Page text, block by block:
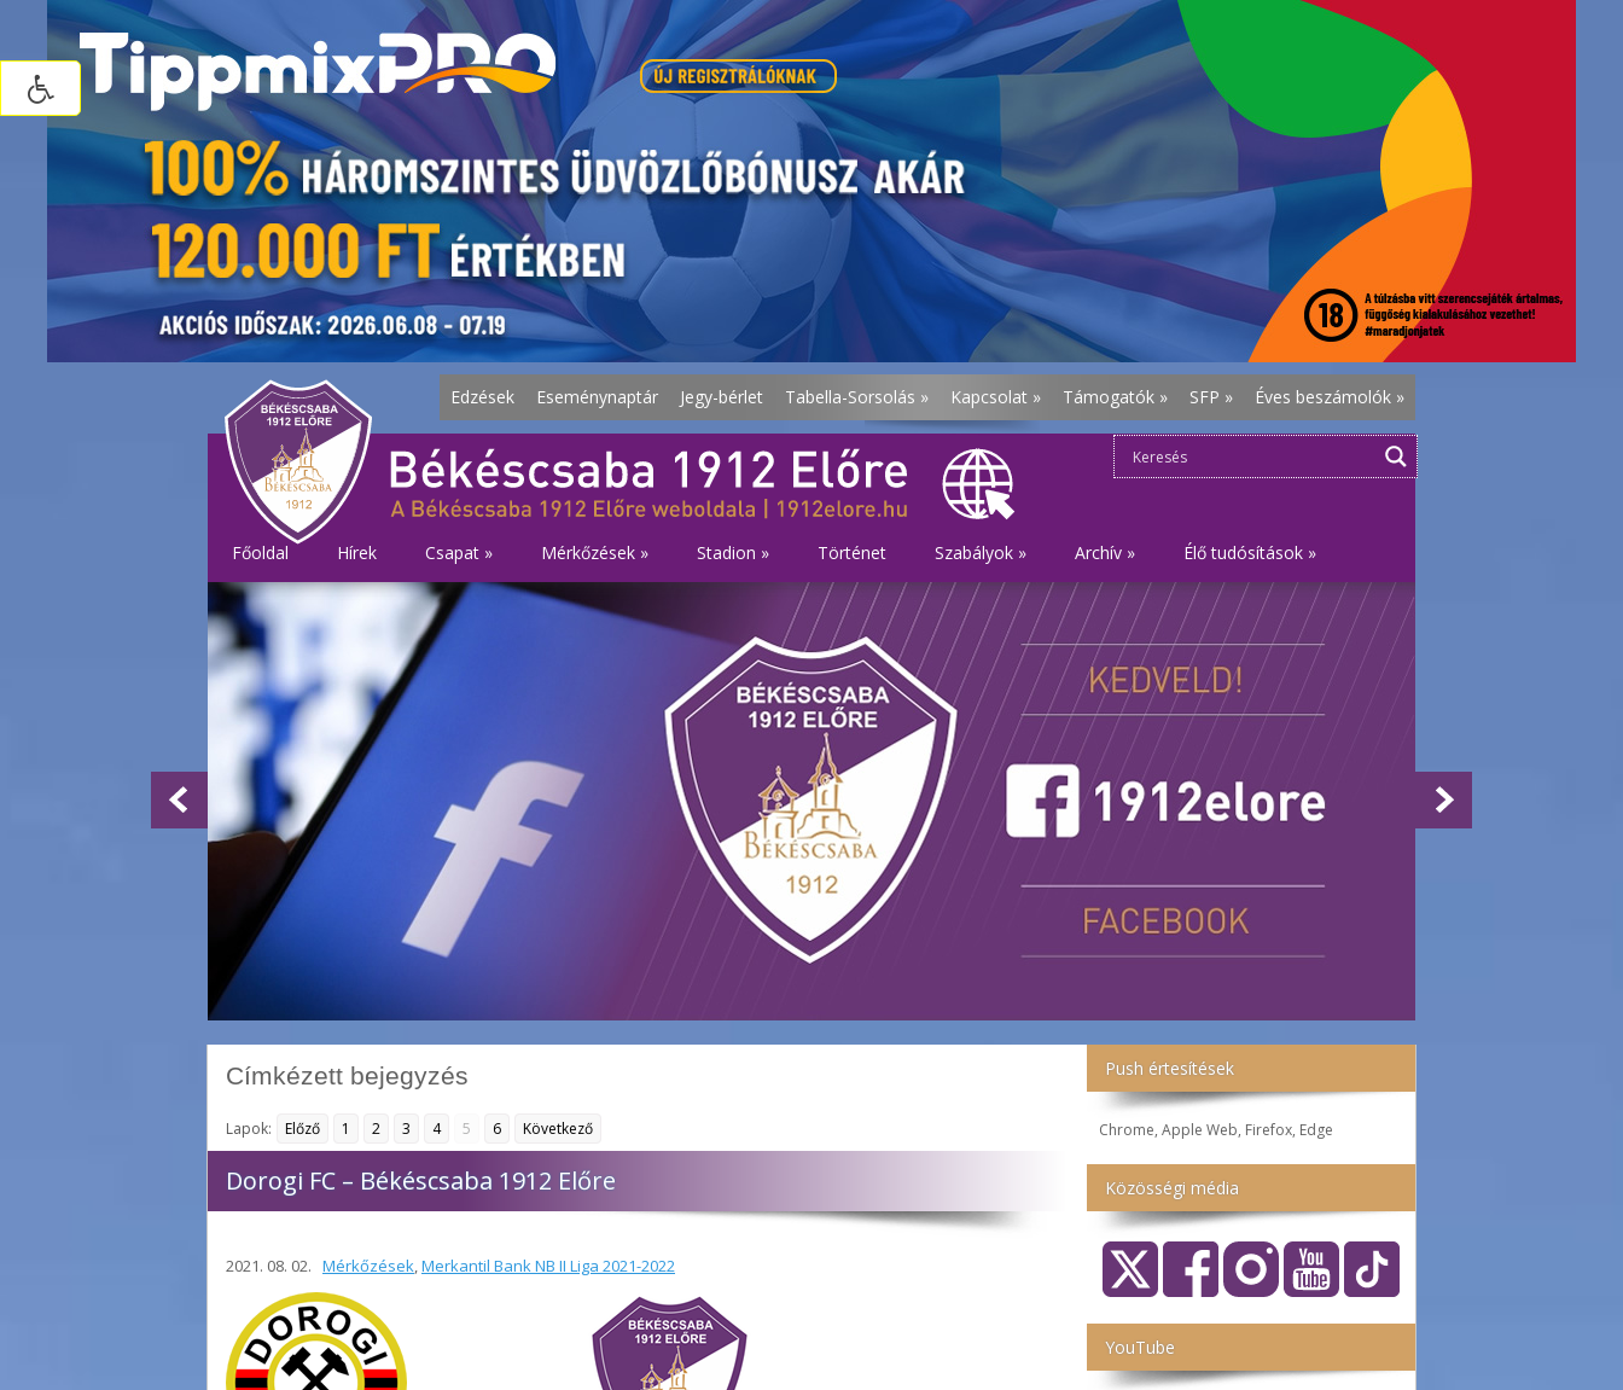
Edzések Eseménynaptár Jegy-bérlet Tabella-Sorsolás » Kapcsolat » Támogatók » SFP » Éves beszámolók »
Főoldal Hírek Csapat » Mérkőzések » Stadion » Történet Szabályok » Archív » Élő tudósítások »
Push értesítések
Chrome, Apple Web, Firefox, Edge
Közösségi média
YouTube
Címkézett bejegyzés
Lapok: Előző 1 2 3 4 5 6 Következő
Dorogi FC – Békéscsaba 1912 Előre
2021. 08. 02. Mérkőzések,Merkantil Bank NB II Liga 2021-2022